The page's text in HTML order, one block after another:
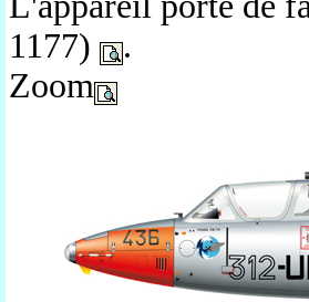
1177)
.
Zoom